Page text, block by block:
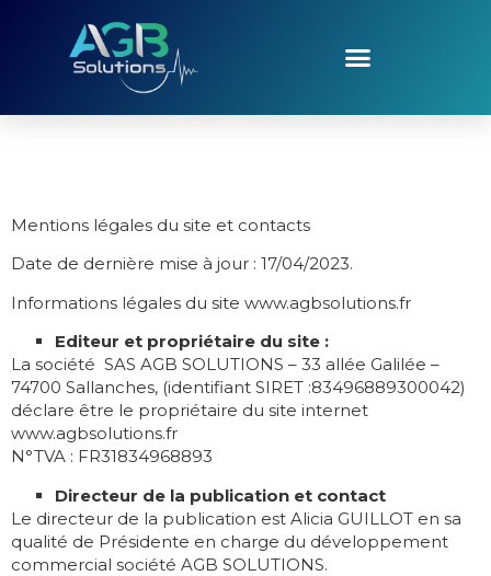
Mentions légales du site et contacts
Date de dernière mise à jour : 17/04/2023.
Informations légales du site www.agbsolutions.fr
Editeur et propriétaire du site :
La société SAS AGB SOLUTIONS – 33 allée Galilée –
74700 Sallanches, (identifiant SIRET :83496889300042)
déclare être le propriétaire du site internet
www.agbsolutions.fr
N°TVA : FR31834968893
Directeur de la publication et contact
Le directeur de la publication est Alicia GUILLOT en sa
qualité de Présidente en charge du développement
commercial société AGB SOLUTIONS.